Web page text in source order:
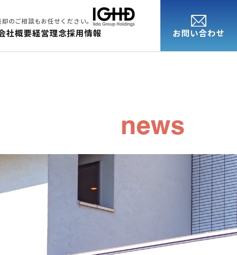
のご相談もお任せください。
社概要経営理念採用情報 お問い合わせ
news